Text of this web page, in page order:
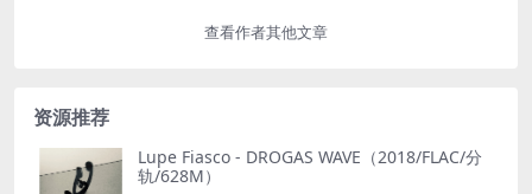
查看作者其他文章
资源推荐
Lupe Fiasco - DROGAS WAVE（2018/FLAC/分
轨/628M）